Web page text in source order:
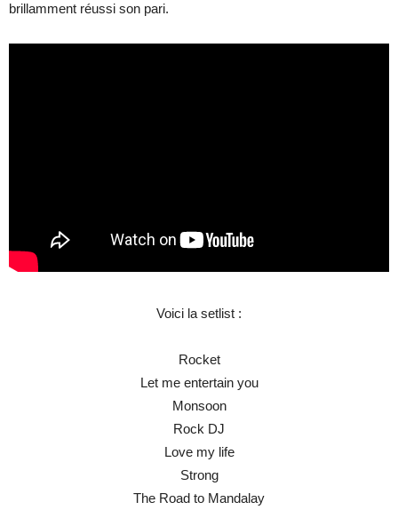
brillamment réussi son pari.
Voici la setlist :
Rocket
Let me entertain you
Monsoon
Rock DJ
Love my life
Strong
The Road to Mandalay